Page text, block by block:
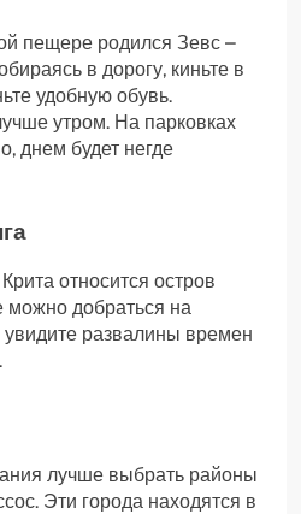
пещере родился Зевс –
в дорогу, киньте в
удобную обувь.
утром. На парковках
днем будет негде
относится остров
можно добраться на
развалины времен
лучше выбрать районы
Эти города находятся в